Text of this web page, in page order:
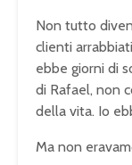
Non tutto
clienti
ebbe giorni di
di Rafael, non
della vita. Io
Ma non